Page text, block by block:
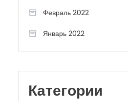
Февраль 2022
Январь 2022
Категории